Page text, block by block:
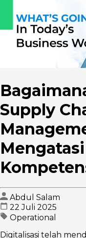
Supply
Abdul Salam
22 Juli 2025
Operational
Digitalisasi telah